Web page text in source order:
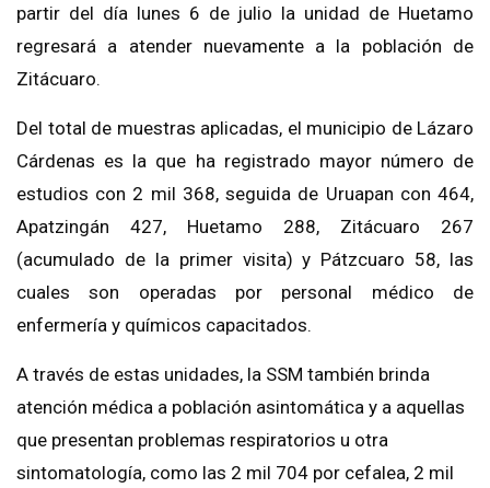
partir del día lunes 6 de julio la unidad de Huetamo
regresará a atender nuevamente a la población de
Zitácuaro.
Del total de muestras aplicadas, el municipio de Lázaro
Cárdenas es la que ha registrado mayor número de
estudios con 2 mil 368, seguida de Uruapan con 464,
Apatzingán 427, Huetamo 288, Zitácuaro 267
(acumulado de la primer visita) y Pátzcuaro 58, las
cuales son operadas por personal médico de
enfermería y químicos capacitados.
A través de estas unidades, la SSM también brinda
atención médica a población asintomática y a aquellas
que presentan problemas respiratorios u otra
sintomatología, como las 2 mil 704 por cefalea, 2 mil